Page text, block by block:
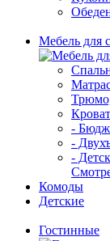
Мебель для
-
-
-
Комоды
Детские
Гостинные